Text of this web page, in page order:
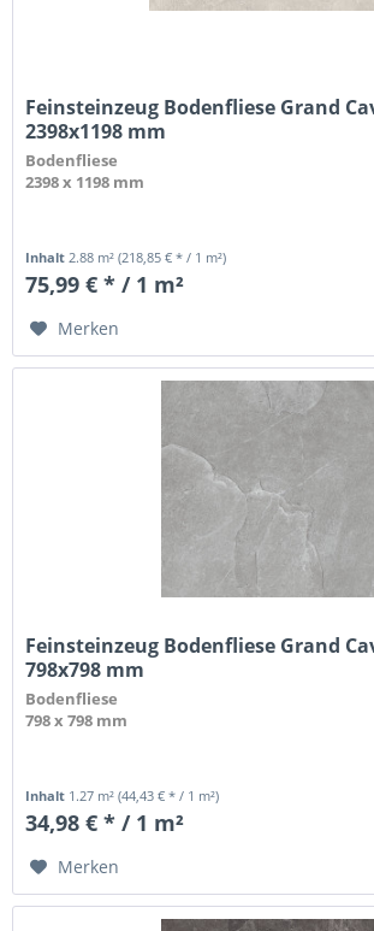
Feinsteinzeug Bodenfliese Grand
2398x1198 mm
Bodenfliese
2398 x 1198 mm
Inhalt2.88 m²(218,85 € * / 1 m²)
75,99 € * / 1 m²
Merken
Feinsteinzeug Bodenfliese Grand
798x798 mm
Bodenfliese
798 x 798 mm
Inhalt 1.27 m²(44,43 € * / 1 m²)
34,98 € * / 1 m²
Merken